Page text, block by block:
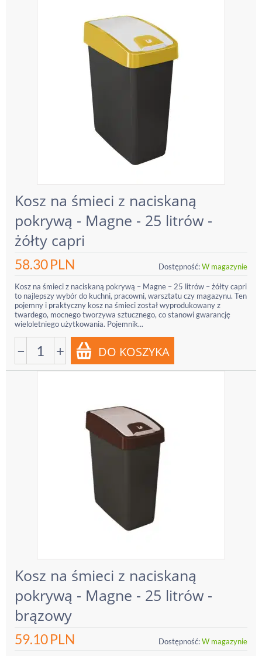
Kosz na śmieci z naciskaną
pokrywą - Magne - 25 litrów -
żółty capri
58.30PLN Dostępność:W magazynie
Kosz na śmieci z naciskaną pokrywą – Magne – 25 litrów – żółty capri
to najlepszy wybór do kuchni, pracowni, warsztatu czy magazynu. Ten
pojemny i praktyczny kosz na śmieci został wyprodukowany z
twardego, mocnego tworzywa sztucznego, co stanowi gwarancję
wieloletniego użytkowania. Pojemnik...
− +
Kosz na śmieci z naciskaną
pokrywą - Magne - 25 litrów -
brązowy
59.10PLN Dostępność:W magazynie